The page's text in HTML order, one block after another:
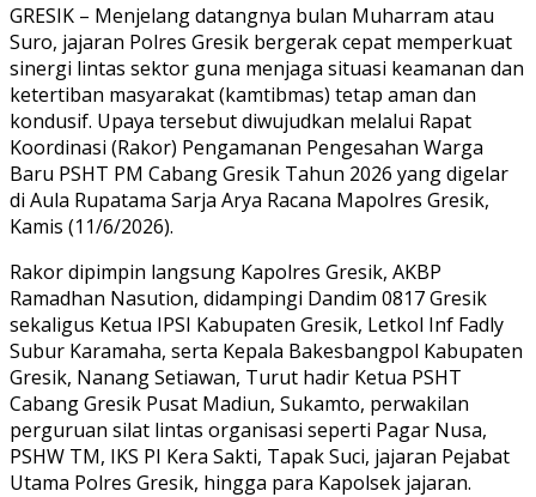
GRESIK – Menjelang datangnya bulan Muharram atau
Suro, jajaran Polres Gresik bergerak cepat memperkuat
sinergi lintas sektor guna menjaga situasi keamanan dan
ketertiban masyarakat (kamtibmas) tetap aman dan
kondusif. Upaya tersebut diwujudkan melalui Rapat
Koordinasi (Rakor) Pengamanan Pengesahan Warga
Baru PSHT PM Cabang Gresik Tahun 2026 yang digelar
di Aula Rupatama Sarja Arya Racana Mapolres Gresik,
Kamis (11/6/2026).
Rakor dipimpin langsung Kapolres Gresik, AKBP
Ramadhan Nasution, didampingi Dandim 0817 Gresik
sekaligus Ketua IPSI Kabupaten Gresik, Letkol Inf Fadly
Subur Karamaha, serta Kepala Bakesbangpol Kabupaten
Gresik, Nanang Setiawan, Turut hadir Ketua PSHT
Cabang Gresik Pusat Madiun, Sukamto, perwakilan
perguruan silat lintas organisasi seperti Pagar Nusa,
PSHW TM, IKS PI Kera Sakti, Tapak Suci, jajaran Pejabat
Utama Polres Gresik, hingga para Kapolsek jajaran.